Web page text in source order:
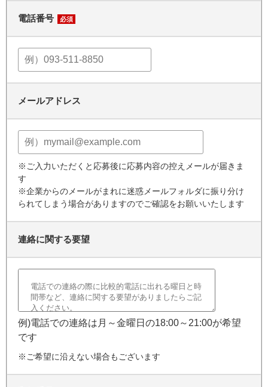
電話番号 必須
メールアドレス
※ご入力いただくと応募後に応募内容の控えメールが届きま
す
※企業からのメールがまれに迷惑メールフォルダに振り分け
られてしまう場合がありますのでご確認をお願いいたします
連絡に関する要望
例)電話での連絡は月～金曜日の18:00～21:00が希望
です
※ご希望に沿えない場合もございます